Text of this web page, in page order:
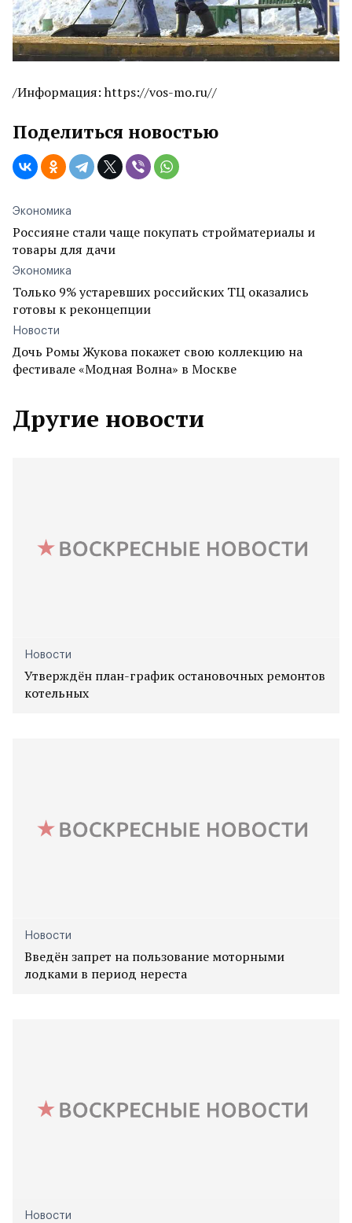
/Информация: https://vos-mo.ru//
Поделиться новостью
Экономика
Россияне стали чаще покупать стройматериалы и
товары для дачи
Экономика
Только 9% устаревших российских ТЦ оказались
готовы к реконцепции
Новости
Дочь Ромы Жукова покажет свою коллекцию на
фестивале «Модная Волна» в Москве
Другие новости
Новости
Утверждён план-график остановочных ремонтов
котельных
Новости
Введён запрет на пользование моторными
лодками в период нереста
Новости